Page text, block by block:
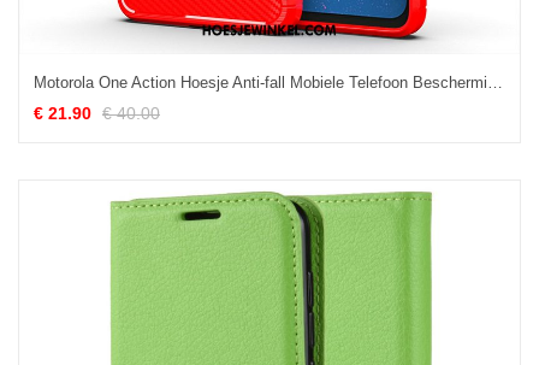
Motorola One Action Hoesje Anti-fall Mobiele Telefoon Bescherming, Motorola One Action Hoesje Eenvoudige Siliconen
€ 21.90 € 40.00